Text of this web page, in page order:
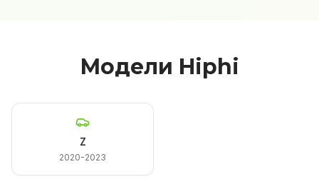
Модели Hiphi
Z
2020-2023